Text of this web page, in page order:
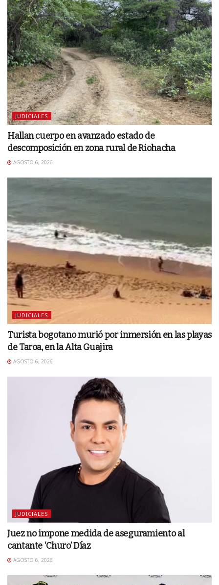
JUDICIALES
Hallan cuerpo en avanzado estado de
descomposición en zona rural de Riohacha
AGOSTO 6, 2026
JUDICIALES
Turista bogotano murió por inmersión en las playas
de Taroa, en la Alta Guajira
AGOSTO 6, 2026
JUDICIALES
Juez no impone medida de aseguramiento al
cantante ‘Churo’ Díaz
AGOSTO 6, 2026